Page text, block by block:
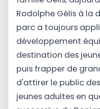
Rodolphe Gélis à la
parc a toujours
développement
destination des
puis frapper de
d'attirer le public
jeunes adultes en